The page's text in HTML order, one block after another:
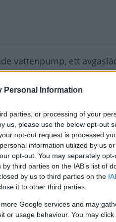
Personal Information
parties, or processing of your
us, please use the below opt-out
opt-out request is processed
information utilized by us
opt-out. You may separately
third parties on the IAB’s list of
by us to third parties on the
it to other third parties.
Google services and may
or usage behaviour. You may
vattenpump, ett
kostade
ett annat miltal att hålla
men i det långa loppet
om bilarna varit med
dränerar bilekonomin
mycket, 14,7
och en mer normal